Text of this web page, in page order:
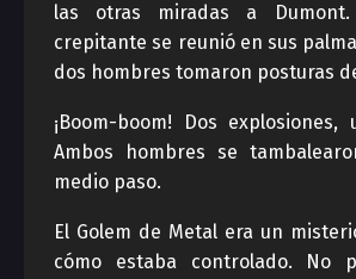
las otras miradas a
crepitante se reunió en sus
dos hombres tomaron posturas
¡Boom-boom! Dos
Ambos hombres se
medio paso.
El Golem de Metal era un
cómo estaba controlado. No